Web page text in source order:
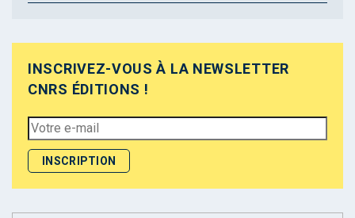
INSCRIVEZ-VOUS À LA NEWSLETTER
CNRS ÉDITIONS !